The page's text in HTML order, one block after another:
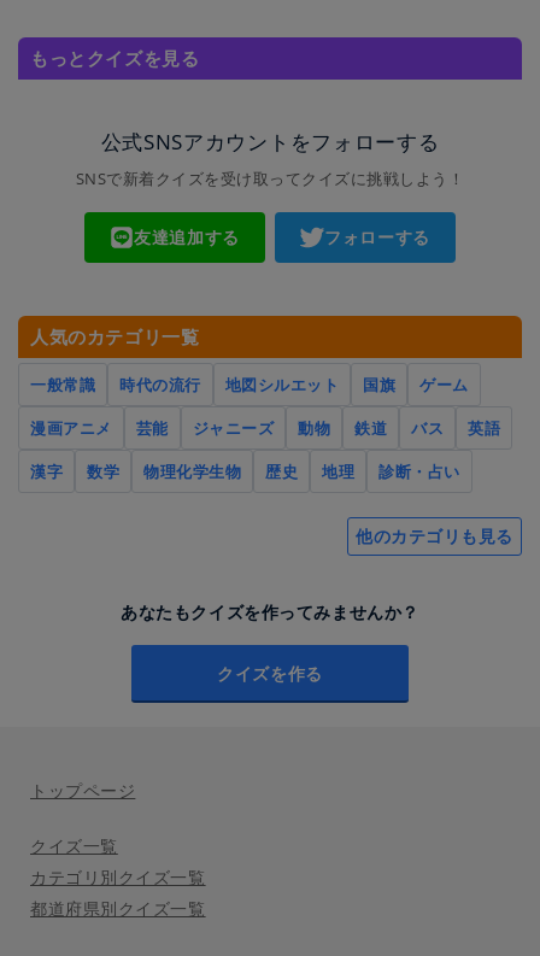
もっとクイズを見る
公式SNSアカウントをフォローする
SNSで新着クイズを受け取ってクイズに挑戦しよう！
友達追加する フォローする
人気のカテゴリ一覧
一般常識 時代の流行 地図シルエット 国旗
ゲーム
漫画アニメ
芸能 ジャニーズ 動物 鉄道 バス
英語
漢字
数学 物理化学生物 歴史 地理 診断・占い
他のカテゴリも見る
あなたもクイズを作ってみませんか？
クイズを作る
トップページ
クイズ一覧
カテゴリ別クイズ一覧
都道府県別クイズ一覧